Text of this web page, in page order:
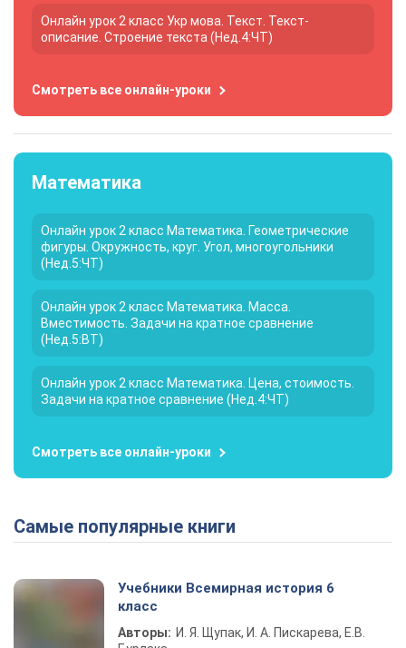
Онлайн урок 2 класс Укр мова. Текст. Текст-
описание. Строение текста (Нед.4:ЧТ)
Смотреть все онлайн-уроки
Математика
Онлайн урок 2 класс Математика. Геометрические
фигуры. Окружность, круг. Угол, многоугольники
(Нед.5:ЧТ)
Онлайн урок 2 класс Математика. Масса.
Вместимость. Задачи на кратное сравнение
(Нед.5:ВТ)
Онлайн урок 2 класс Математика. Цена, стоимость.
Задачи на кратное сравнение (Нед.4:ЧТ)
Смотреть все онлайн-уроки
Самые популярные книги
Учебники Всемирная история 6
класс
Авторы: И. Я. Щупак, И. А. Пискарева, Е.В.